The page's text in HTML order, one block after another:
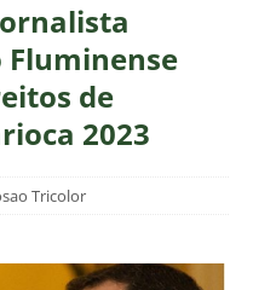
de
2023
Tricolor